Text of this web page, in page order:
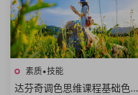
素质•技能
达芬奇调色思维课程基础色彩